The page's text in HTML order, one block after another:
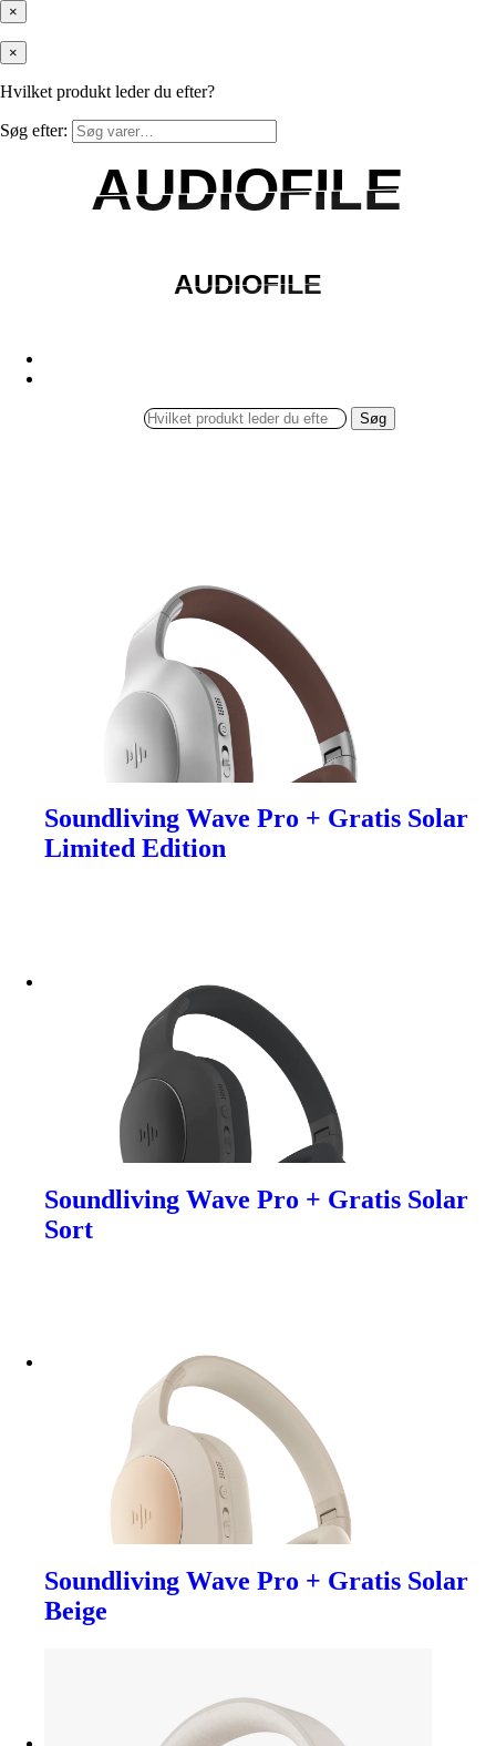
×
×
Hvilket produkt leder du efter?
Søg efter:
AUDIOFILE
AUDIOFILE
AUDIOFILE
AUDIOFILE
Søg
Soundliving Wave Pro + Gratis Solar
Limited Edition
Soundliving Wave Pro + Gratis Solar
Sort
Soundliving Wave Pro + Gratis Solar
Beige